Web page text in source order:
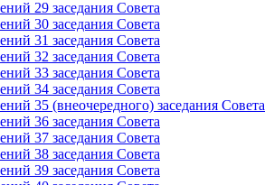
29 заседания Совета
30 заседания Совета
31 заседания Совета
32 заседания Совета
33 заседания Совета
34 заседания Совета
35 (внеочередного) заседания Совета
36 заседания Совета
37 заседания Совета
38 заседания Совета
39 заседания Совета